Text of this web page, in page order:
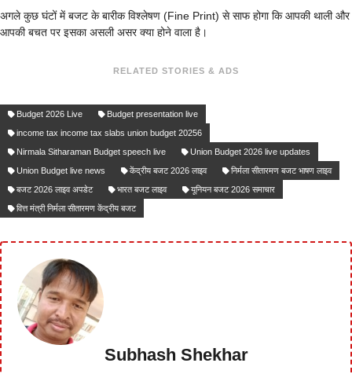
अगले कुछ घंटों में बजट के बारीक विश्लेषण (Fine Print) से साफ होगा कि आपकी थाली और
आपकी बचत पर इसका असली असर क्या होने वाला है।
RELATED STORIES & ADS
Budget 2026 Live
Budget presentation live
income tax income tax slabs union budget 20256
Nirmala Sitharaman Budget speech live
Union Budget 2026 live updates
Union Budget live news
केंद्रीय बजट 2026 लाइव
निर्मला सीतारमण बजट भाषण लाइव
बजट 2026 लाइव अपडेट
भारत बजट लाइव
यूनियन बजट 2026 समाचार
वित्त मंत्री निर्मला सीतारमण केंद्रीय बजट
Subhash Shekhar